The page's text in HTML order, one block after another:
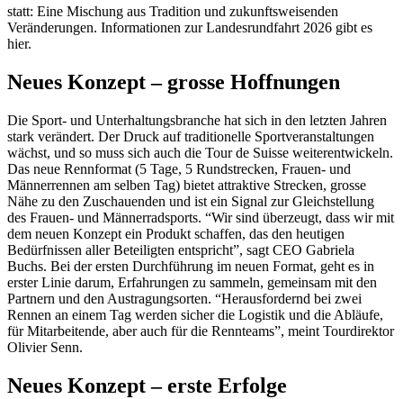
statt: Eine Mischung aus Tradition und zukunftsweisenden
Veränderungen. Informationen zur Landesrundfahrt 2026 gibt es
hier.
Neues Konzept – grosse Hoffnungen
Die Sport- und Unterhaltungsbranche hat sich in den letzten Jahren
stark verändert. Der Druck auf traditionelle Sportveranstaltungen
wächst, und so muss sich auch die Tour de Suisse weiterentwickeln.
Das neue Rennformat (5 Tage, 5 Rundstrecken, Frauen- und
Männerrennen am selben Tag) bietet attraktive Strecken, grosse
Nähe zu den Zuschauenden und ist ein Signal zur Gleichstellung
des Frauen- und Männerradsports. “Wir sind überzeugt, dass wir mit
dem neuen Konzept ein Produkt schaffen, das den heutigen
Bedürfnissen aller Beteiligten entspricht”, sagt CEO Gabriela
Buchs. Bei der ersten Durchführung im neuen Format, geht es in
erster Linie darum, Erfahrungen zu sammeln, gemeinsam mit den
Partnern und den Austragungsorten. “Herausfordernd bei zwei
Rennen an einem Tag werden sicher die Logistik und die Abläufe,
für Mitarbeitende, aber auch für die Rennteams”, meint Tourdirektor
Olivier Senn.
Neues Konzept – erste Erfolge